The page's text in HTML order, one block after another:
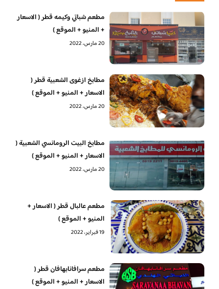
مطعم شباتي وكيمه قطر ( الاسعار
+ المنيو + الموقع )
20 مارس، 2022
مطابخ ازغوى الشعبية قطر (
الاسعار + المنيو + الموقع )
20 مارس، 2022
مطابخ البيت الرومانسي الشعبية (
الاسعار + المنيو + الموقع )
20 مارس، 2022
مطعم عالبال قطر ( الاسعار +
المنيو + الموقع )
19 فبراير، 2022
مطعم سرافانابهافان قطر (
الاسعار + المنيو + الموقع )